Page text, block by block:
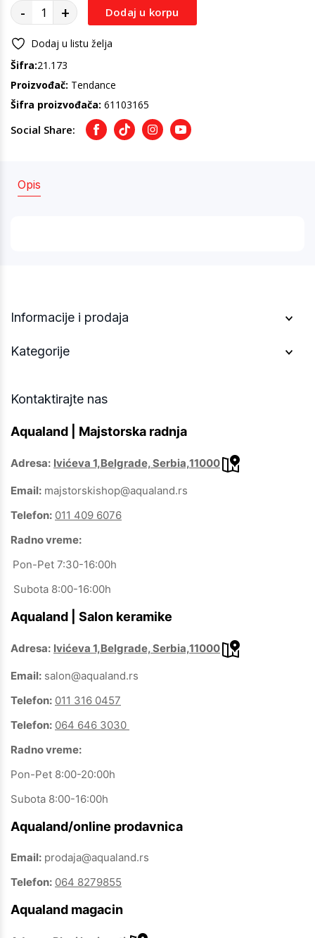
- + Dodaj u korpu
Dodaj u listu želja
Šifra:21.173
Proizvođač: Tendance
Šifra proizvođača: 61103165
Social Share: FacebookTikTokInstagramYoutube
Opis
Informacije i prodaja
Kategorije
Kontaktirajte nas
Aqualand | Majstorska radnja
Adresa: Ivićeva 1,Belgrade, Serbia,11000
Email: majstorskishop@aqualand.rs
Telefon: 011 409 6076
Radno vreme:
Pon-Pet 7:30-16:00h
Subota 8:00-16:00h
Aqualand | Salon keramike
Adresa: Ivićeva 1,Belgrade, Serbia,11000
Email: salon@aqualand.rs
Telefon: 011 316 0457
Telefon: 064 646 3030
Radno vreme:
Pon-Pet 8:00-20:00h
Subota 8:00-16:00h
Aqualand/online prodavnica
Email: prodaja@aqualand.rs
Telefon: 064 8279855
Aqualand magacin